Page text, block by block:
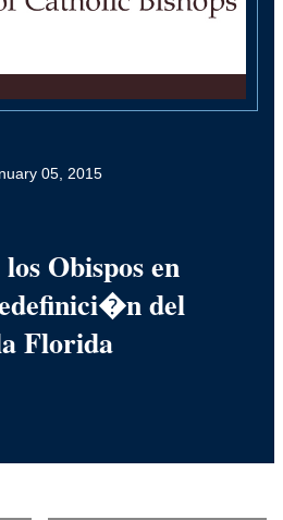
05, 2015
Obispos en
del
Florida